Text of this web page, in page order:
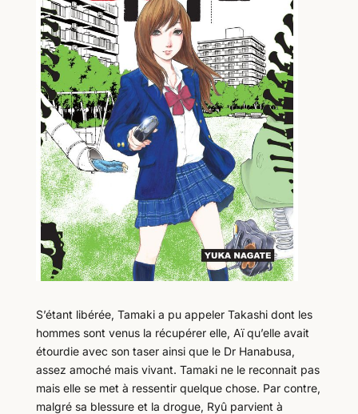
S’étant libérée, Tamaki a pu appeler Takashi dont les
hommes sont venus la récupérer elle, Aï qu’elle avait
étourdie avec son taser ainsi que le Dr Hanabusa,
assez amoché mais vivant. Tamaki ne le reconnait pas
mais elle se met à ressentir quelque chose. Par contre,
malgré sa blessure et la drogue, Ryû parvient à